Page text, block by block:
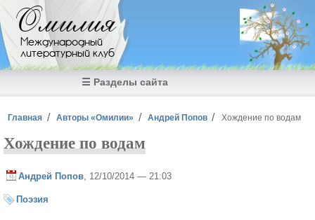
Перейти к основному содержанию
Омилия
Международный
литературный клуб
☰ Разделы сайта
Вы здесь
Главная Авторы «Омилии» Андрей Попов Хождение по водам
Хождение по водам
Андрей Попов , 12/10/2014 — 21:03
Поэзия